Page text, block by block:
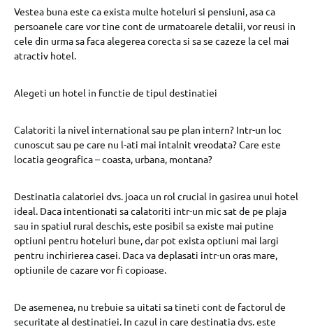
Vestea buna este ca exista multe hoteluri si pensiuni, asa ca
persoanele care vor tine cont de urmatoarele detalii, vor reusi in
cele din urma sa faca alegerea corecta si sa se cazeze la cel mai
atractiv hotel.
Alegeti un hotel in functie de tipul destinatiei
Calatoriti la nivel international sau pe plan intern? Intr-un loc
cunoscut sau pe care nu l-ati mai intalnit vreodata? Care este
locatia geografica – coasta, urbana, montana?
Destinatia calatoriei dvs. joaca un rol crucial in gasirea unui hotel
ideal. Daca intentionati sa calatoriti intr-un mic sat de pe plaja
sau in spatiul rural deschis, este posibil sa existe mai putine
optiuni pentru hoteluri bune, dar pot exista optiuni mai largi
pentru inchirierea casei. Daca va deplasati intr-un oras mare,
optiunile de cazare vor fi copioase.
De asemenea, nu trebuie sa uitati sa tineti cont de factorul de
securitate al destinatiei. In cazul in care destinatia dvs. este